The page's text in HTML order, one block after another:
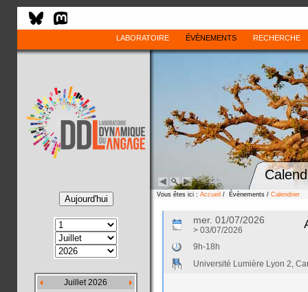
LABORATOIRE ÉVÈNEMENTS RECHERCHE
Juillet 2026
Vous êtes ici : Accueil / Évènements / Calendrier
mer. 01/07/2026
> 03/07/2026
9h-18h
Université Lumière Lyon 2,